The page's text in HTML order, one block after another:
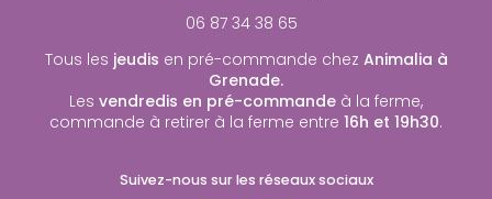
06 87 34 38 65
Tous les jeudis en pré-commande chez Animalia à
Grenade.
Les vendredis en pré-commande à la ferme,
commande à retirer à la ferme entre 16h et 19h30.
Suivez-nous sur les réseaux sociaux